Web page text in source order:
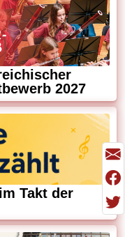
2027
Takt der